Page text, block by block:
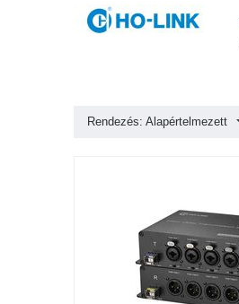
Rendezés: Alapértelmezett